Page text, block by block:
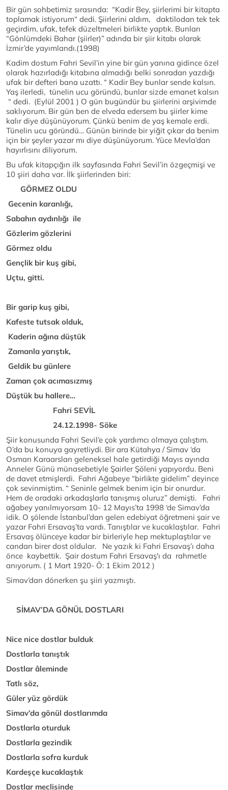
Bir gün sohbetimiz sırasında: “Kadir Bey, şiirlerimi bir kitapta
toplamak istiyorum“ dedi. Şiirlerini aldım, daktilodan tek tek
geçirdim, ufak, tefek düzeltmeleri birlikte yaptık. Bunları
“Gönlümdeki Bahar (şiirler)” adında bir şiir kitabı olarak
İzmir’de yayımlandı.(1998)
Kadim dostum Fahri Sevil’in yine bir gün yanına gidince özel
olarak hazırladığı kitabına almadığı belki sonradan yazdığı
ufak bir defteri bana uzattı. “ Kadir Bey bunlar sende kalsın.
Yaş ilerledi, tünelin ucu göründü, bunlar sizde emanet kalsın
“ dedi. (Eylül 2001 ) O gün bugündür bu şiirlerini arşivimde
saklıyorum. Bir gün ben de elveda edersem bu şiirler kime
kalır diye düşünüyorum. Çünkü benim de yaş kemale erdi.
Tünelin ucu göründü… Günün birinde bir yiğit çıkar da benim
için bir şeyler yazar mı diye düşünüyorum. Yüce Mevla’dan
hayırlısını diliyorum.
Bu ufak kitapçığın ilk sayfasında Fahri Sevil’in özgeçmişi ve
10 şiiri daha var. İlk şiirlerinden biri:
GÖRMEZ OLDU
Gecenin karanlığı,
Sabahın aydınlığı ile
Gözlerim gözlerini
Görmez oldu
Gençlik bir kuş gibi,
Uçtu, gitti.
Bir garip kuş gibi,
Kafeste tutsak olduk,
Kaderin ağına düştük
Zamanla yarıştık,
Geldik bu günlere
Zaman çok acımasızmış
Düştük bu hallere…
Fahri SEVİL
24.12.1998- Söke
Şiir konusunda Fahri Sevil’e çok yardımcı olmaya çalıştım.
O’da bu konuya gayretliydi. Bir ara Kütahya / Simav ‘da
Osman Karaarslan geleneksel hale getirdiği Mayıs ayında
Anneler Günü münasebetiyle Şairler Şöleni yapıyordu. Beni
de davet etmişlerdi. Fahri Ağabeye “birlikte gidelim” deyince
çok sevinmiştim. “ Seninle gelmek benim için bir onurdur.
Hem de oradaki arkadaşlarla tanışmış oluruz” demişti. Fahri
ağabey yanılmıyorsam 10- 12 Mayıs’ta 1998 ‘de Simav’da
idik. O şölende İstanbul’dan gelen edebiyat öğretmeni şair ve
yazar Fahri Ersavaş’ta vardı. Tanıştılar ve kucaklaştılar. Fahri
Ersavaş ölünceye kadar bir birleriyle hep mektuplaştılar ve
candan birer dost oldular. Ne yazık ki Fahri Ersavaş’ı daha
önce kaybettik. Şair dostum Fahri Ersavaş'ı da rahmetle
anıyorum. ( 1 Mart 1920- Ö: 1 Ekim 2012 )
Simav’dan dönerken şu şiiri yazmıştı.
SİMAV’DA GÖNÜL DOSTLARI
Nice nice dostlar bulduk
Dostlarla tanıştık
Dostlar âleminde
Tatlı söz,
Güler yüz gördük
Simav’da gönül dostlarımda
Dostlarla oturduk
Dostlarla gezindik
Dostlarla sofra kurduk
Kardeşçe kucaklaştık
Dostlar meclisinde